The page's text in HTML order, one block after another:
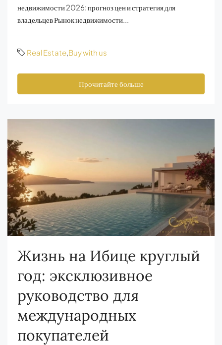
недвижимости 2026: прогноз цен и стратегия для
владельцев Рынок недвижимости...
Real Estate Buy with us
Прочитайте больше
Жизнь на Ибице круглый
год: эксклюзивное
руководство для
международных
покупателей